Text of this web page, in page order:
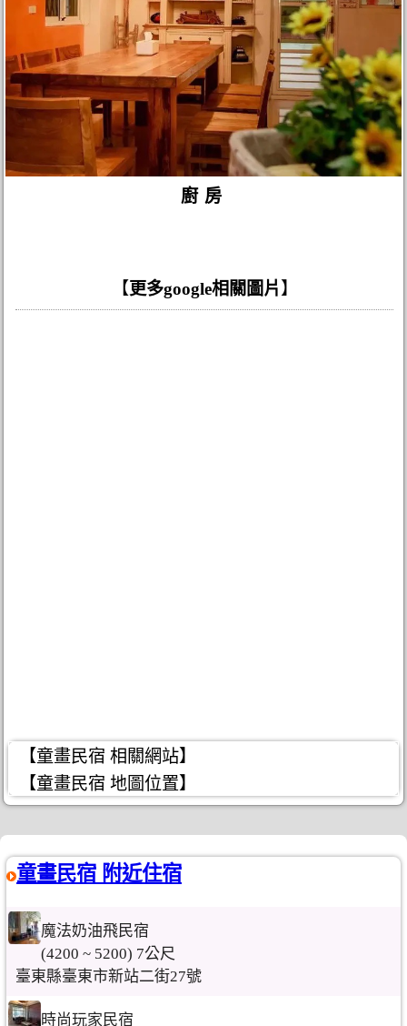
廚房
【更多google相關圖片 】
【童畫民宿 相關網站】
【童畫民宿 地圖位置】
童畫民宿 附近住宿
魔法奶油飛民宿
(4200 ~ 5200) 7公尺
臺東縣臺東市新站二街27號
時尚玩家民宿